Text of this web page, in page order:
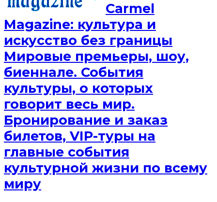
Сarmel
Magazine: культура и
искусство без границы
Мировые премьеры, шоу,
биеннале. События
культуры, о которых
говорит весь мир.
Бронирование и заказ
билетов, VIP-туры на
главные события
культурной жизни по всему
миру